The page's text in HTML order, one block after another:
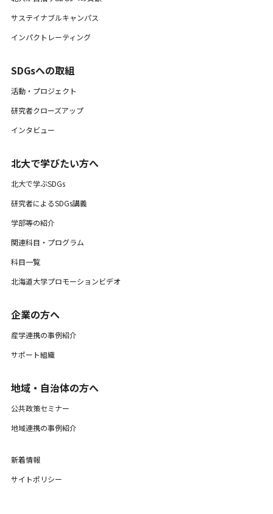
サステイナブルキャンパス
インパクトレーティング
SDGsへの取組
活動・プロジェクト
研究者クローズアップ
インタビュー
北大で学びたい方へ
北大で学ぶSDGs
研究者によるSDGs講義
学部等の紹介
関連科目・プログラム
科目一覧
北海道大学プロモーションビデオ
企業の方へ
産学連携の事例紹介
サポート組織
地域・自治体の方へ
公共政策セミナー
地域連携の事例紹介
新着情報
サイトポリシー